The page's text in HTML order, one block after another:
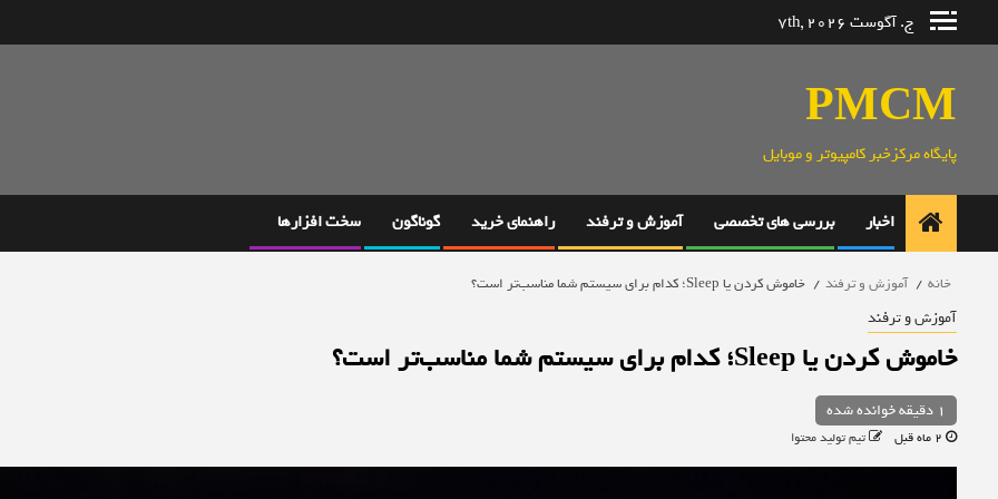
ج. آگوست 7th, 2026
PMCM
پایگاه مرکزخبر کامپیوتر و موبایل
اخبار بررسی های تخصصی آموزش و ترفند راهنمای خرید گوناگون سخت افزارها
خانه آموزش و ترفند خاموش کردن یا Sleep؛ کدام برای سیستم شما مناسب‌تر است؟
آموزش و ترفند
خاموش کردن یا Sleep؛ کدام برای سیستم شما مناسب‌تر است؟
1 دقیقه خوانده شده
تیم تولید محتوا